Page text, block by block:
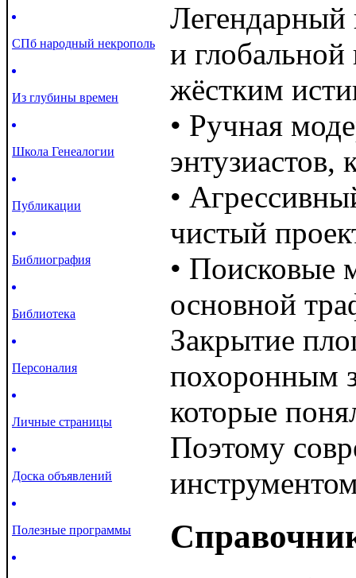
СПб народный некрополь
Из глубины времен
Школа Генеалогии
Публикации
Библиография
Библиотека
Персоналия
Личные страницы
Доска объявлений
Полезные программы
Легендарный
и
жёстким
• Ручная
•
чистый
• Поисковые
основной
Закрытие
похоронным
которые
Поэтому